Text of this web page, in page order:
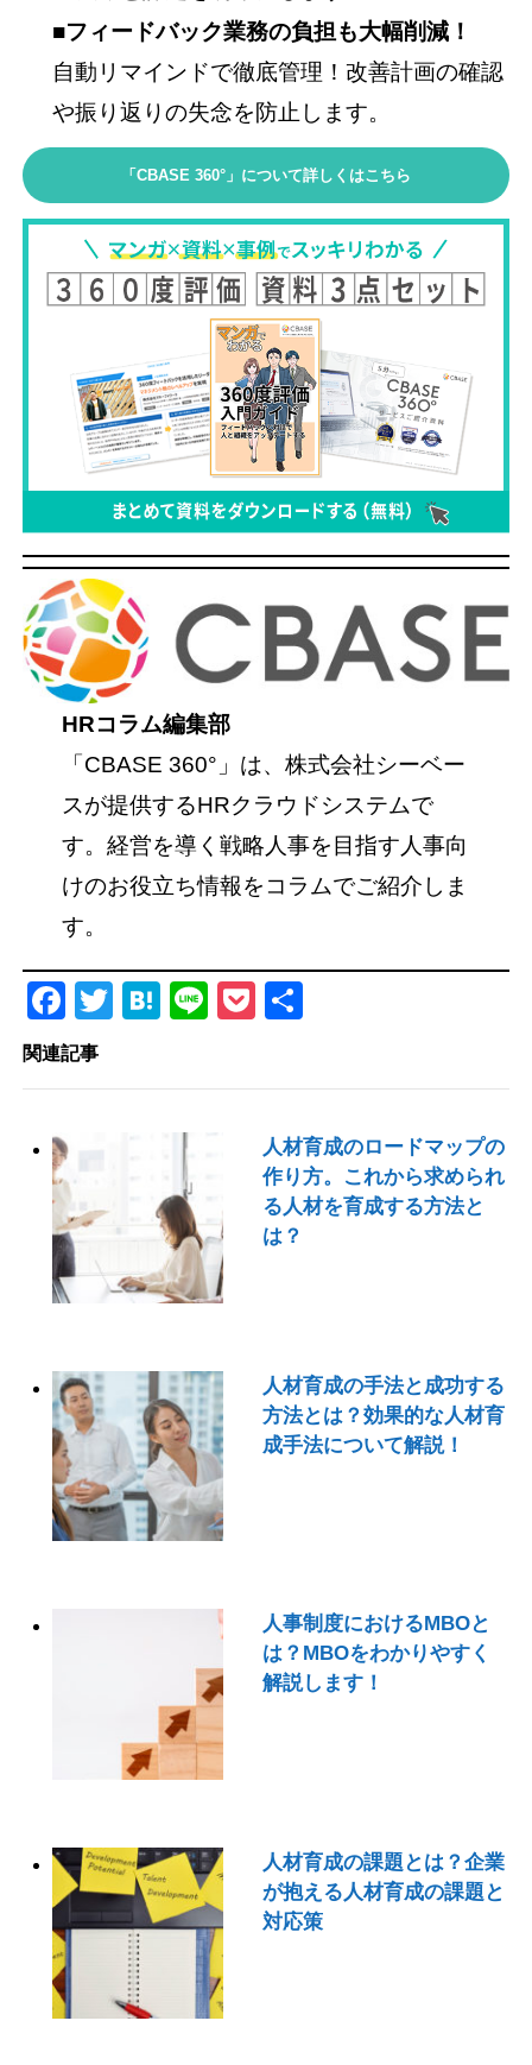
■フィードバック業務の負担も大幅削減！
自動リマインドで徹底管理！改善計画の確認
や振り返りの失念を防止します。
「CBASE 360°」について詳しくはこちら
HRコラム編集部
「CBASE 360°」は、株式会社シーベー
スが提供するHRクラウドシステムで
す。経営を導く戦略人事を目指す人事向
けのお役立ち情報をコラムでご紹介しま
す。
Facebook
Twitter
Hatena
LinePocket
関連記事
人材育成のロードマップの
作り方。これから求められ
る人材を育成する方法と
は？
人材育成の手法と成功する
方法とは？効果的な人材育
成手法について解説！
人事制度におけるMBOと
は？MBOをわかりやすく
解説します！
人材育成の課題とは？企業
が抱える人材育成の課題と
対応策